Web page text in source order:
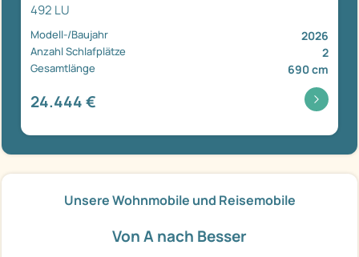
492 LU
Modell-/Baujahr 2026
Anzahl Schlafplätze 2
Gesamtlänge 690 cm
24.444 €
Unsere Wohnmobile und Reisemobile
Von A nach Besser